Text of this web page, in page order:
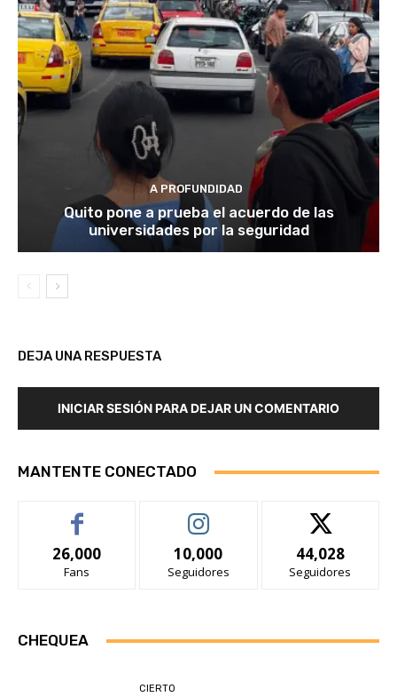
A PROFUNDIDAD
Quito pone a prueba el acuerdo de las
universidades por la seguridad
DEJA UNA RESPUESTA
INICIAR SESIÓN PARA DEJAR UN COMENTARIO
MANTENTE CONECTADO
26,000
Fans
10,000
Seguidores
44,028
Seguidores
CHEQUEA
CIERTO